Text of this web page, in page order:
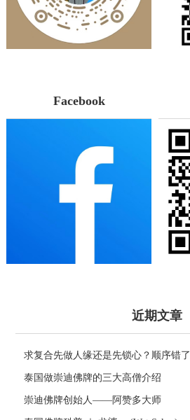
Facebook
近期文章
求复合先做人缘还是先锁心？顺序错
泰国做崇迪佛牌的三大高僧介绍
崇迪佛牌创始人——阿赞多大师